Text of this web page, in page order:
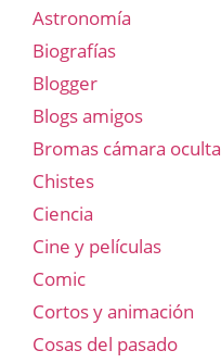
Astronomía
Biografías
Blogger
Blogs amigos
Bromas cámara oculta
Chistes
Ciencia
Cine y películas
Comic
Cortos y animación
Cosas del pasado